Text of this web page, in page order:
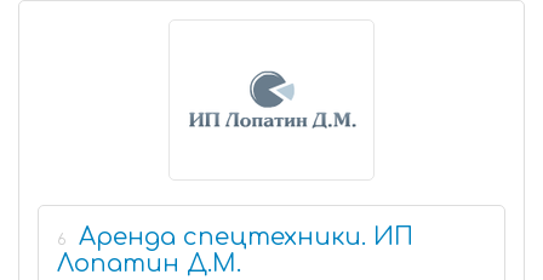
6
Аренда спецтехники. ИП
Лопатин Д.М.